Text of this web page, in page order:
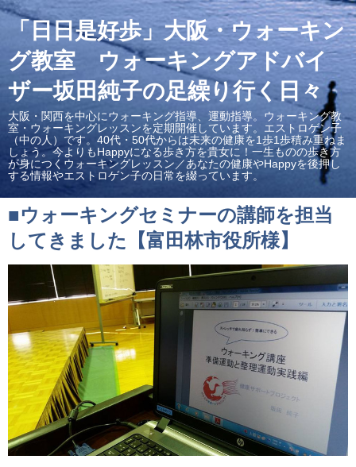
「日日是好歩」大阪・ウォーキン
グ教室 ウォーキングアドバイ
ザー坂田純子の足繰り行く日々
大阪・関西を中心にウォーキング指導、運動指導。ウォーキング教
室・ウォーキングレッスンを定期開催しています。エストロゲン子
（中の人）です。40代・50代からは未来の健康を1歩1歩積み重ねま
しょう。今よりもHappyになる歩き方を貴女に！一生ものの歩き方
が身につくウォーキングレッスン／あなたの健康やHappyを後押し
する情報やエストロゲン子の日常を綴っています。
■ウォーキングセミナーの講師を担当
してきました【富田林市役所様】